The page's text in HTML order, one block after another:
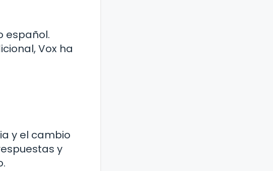
español.
Vox ha
y el cambio
y